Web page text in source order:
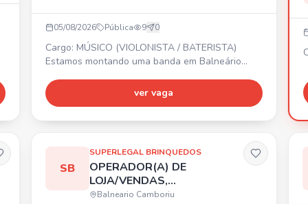
05/08/2026 Pública 9 0
Cargo: MÚSICO (VIOLONISTA / BATERISTA)
Estamos montando uma banda em Balneário
Violonista - Baterista Buscamos pessoas
comprometidas, que amem música, tenham
ver vaga
SB
SUPERLEGAL BRINQUEDOS
OPERADOR(A) DE
LOJA/VENDAS,
OPERADOR(A) DE CAIXA,
Balneario Camboriu